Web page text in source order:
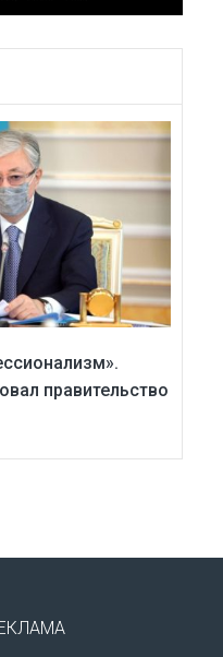
правительство